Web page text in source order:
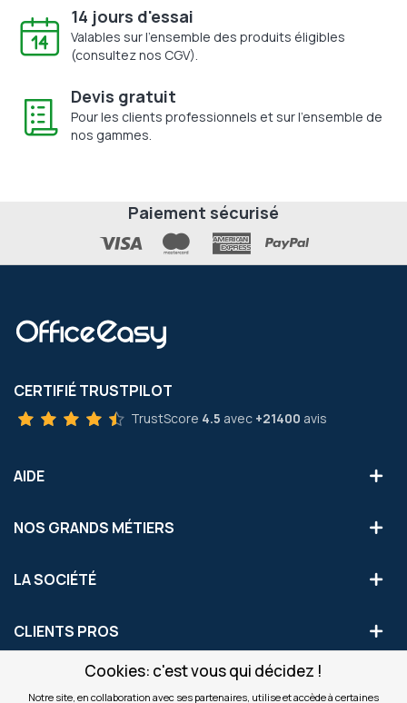
Cookies: c'est vous qui décidez !
Notre site, en collaboration avec ses partenaires, utilise et accède à certaines
14 jours d'essai
Valables sur l'ensemble des produits éligibles
(consultez nos CGV).
Devis gratuit
Pour les clients professionnels et sur l'ensemble de
nos gammes.
Paiement sécurisé
CERTIFIÉ TRUSTPILOT
TrustScore 4.5 avec +21400 avis
AIDE
NOS GRANDS MÉTIERS
LA SOCIÉTÉ
CLIENTS PROS
S'INSCRIRE AUX OFFRES COMMERCIALES